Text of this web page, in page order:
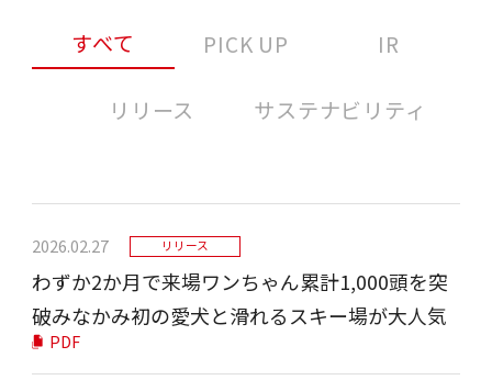
すべて PICK UP IR
リリース サステナビリティ
2026.02.27 リリース
わずか2か月で来場ワンちゃん累計1,000頭を突
破みなかみ初の愛犬と滑れるスキー場が大人気
PDF